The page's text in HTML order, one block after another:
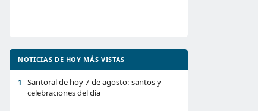
NOTICIAS DE HOY MÁS VISTAS
1
Santoral de hoy 7 de agosto: santos y
celebraciones del día